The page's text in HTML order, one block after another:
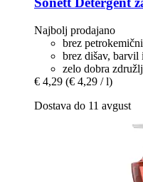
Najbolj prodajano
brez
brez dišav, barvil
zelo dobra
€ 4,29 (€ 4,29 / l)
Dostava do 11 avgust